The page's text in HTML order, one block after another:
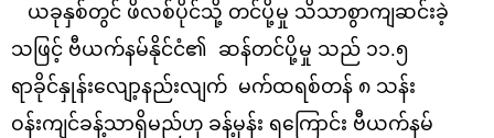
ယခုနှစ်တွင် ဖိလစ်ပိုင်သို့ တင်ပို့မှု သိသာစွာကျဆင်းခဲ့
သဖြင့် ဗီယက်နမ်နိုင်ငံ၏ ဆန်တင်ပို့မှု သည် ၁၁.၅
ရာခိုင်နှုန်းလျော့နည်းလျက် မက်ထရစ်တန် ၈ သန်း
ဝန်းကျင်ခန့်သာရှိမည်ဟု ခန့်မှန်း ရကြောင်း ဗီယက်နမ်